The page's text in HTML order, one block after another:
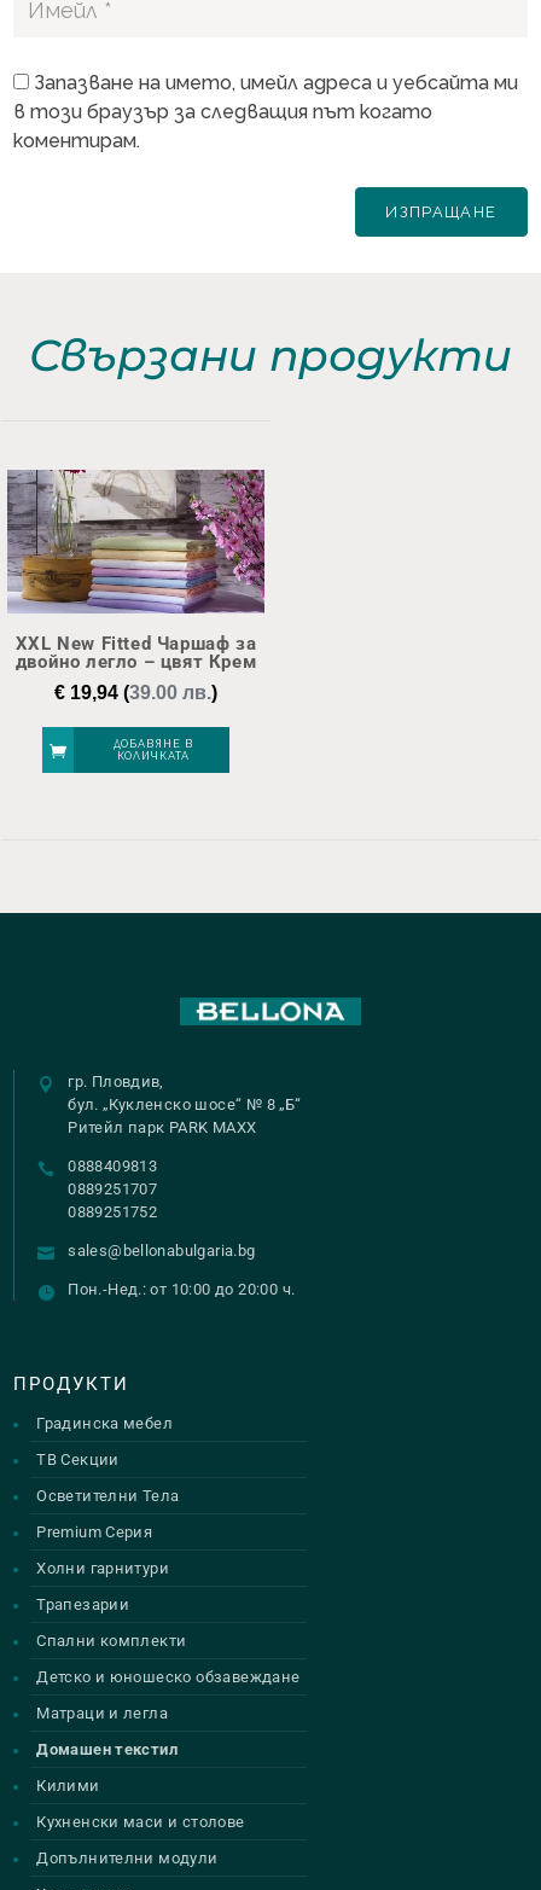
Запазване на името, имейл адреса и уебсайта ми
в този браузър за следващия път когато
коментирам.
Свързани продукти
XXL New Fitted Чаршаф за
двойно легло – цвят Крем
€ 19,94 (39.00 лв.)
ДОБАВЯНЕ В
КОЛИЧКАТА
гр. Пловдив,
бул. „Кукленско шосе“ № 8 „Б“
Ритейл парк PARK MAXX
0888409813
0889251707
0889251752
sales@bellonabulgaria.bg
Пон.-Нед.: от 10:00 до 20:00 ч.
ПРОДУКТИ
Градинска мебел
ТВ Секции
Осветителни Тела
Premium Серия
Холни гарнитури
Трапезарии
Спални комплекти
Детско и юношеско обзавеждане
Матраци и легла
Домашен текстил
Килими
Кухненски маси и столове
Допълнителни модули